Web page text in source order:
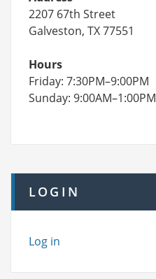
2207 67th Street
Galveston, TX 77551
Hours
Friday: 7:30PM–9:00PM
Sunday: 9:00AM–1:00PM
LOGIN
Log in